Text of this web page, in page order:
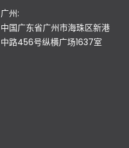
广州:
中国广东省广州市海珠区新港
中路456号纵横广场1637室